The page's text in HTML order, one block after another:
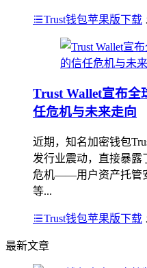
Trust钱包苹果版下载
Trust Wallet宣布全
任危机与未来走向
近期，知名加密钱包
发行业震动，直接暴露
危机——用户资产托管
等...
Trust钱包苹果版下载
最新文章